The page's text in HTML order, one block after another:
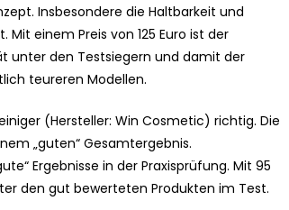
Insbesondere die Haltbarkeit und
einem Preis von 125 Euro ist der
unter den Testsiegern und damit der
teureren Modellen.
(Hersteller: Win Cosmetic) richtig. Die
„guten“ Gesamtergebnis.
Ergebnisse in der Praxisprüfung. Mit 95
den gut bewerteten Produkten im Test.